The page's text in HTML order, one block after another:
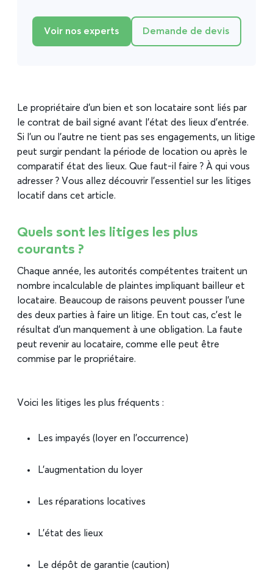
Le propriétaire d’un bien et son locataire sont liés par
le contrat de bail signé avant l’état des lieux d’entrée.
Si l’un ou l’autre ne tient pas ses engagements, un litige
peut surgir pendant la période de location ou après le
comparatif état des lieux. Que faut-il faire ? À qui vous
adresser ? Vous allez découvrir l’essentiel sur les litiges
locatif dans cet article.
Quels sont les litiges les plus
courants ?
Chaque année, les autorités compétentes traitent un
nombre incalculable de plaintes impliquant bailleur et
locataire. Beaucoup de raisons peuvent pousser l’une
des deux parties à faire un litige. En tout cas, c’est le
résultat d’un manquement à une obligation. La faute
peut revenir au locataire, comme elle peut être
commise par le propriétaire.
Voici les litiges les plus fréquents :
Les impayés (loyer en l’occurrence)
L’augmentation du loyer
Les réparations locatives
L’état des lieux
Le dépôt de garantie (caution)
Voir nos experts Demande de devis